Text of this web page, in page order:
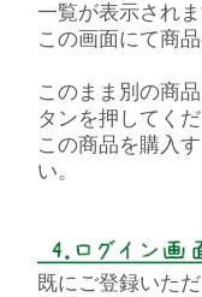
一覧が表示され
この画面にて商
このまま別の商
タンを押してく
この商品を購入
い。
既にご登録いた